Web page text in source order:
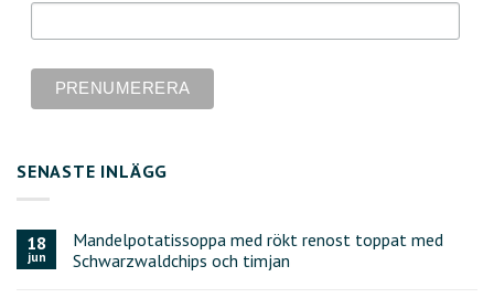
SENASTE INLÄGG
18
jun
Mandelpotatissoppa med rökt renost toppat med
Schwarzwaldchips och timjan